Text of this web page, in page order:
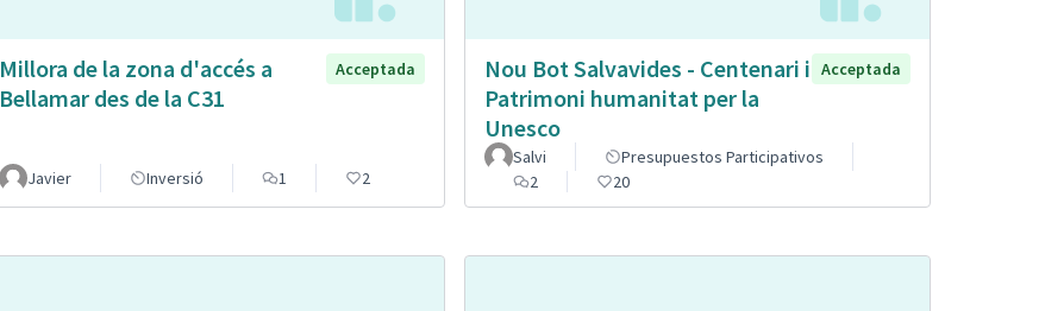
Millora de la zona d'accés a
Bellamar des de la C31
Acceptada
Javier Inversió 1 2
Nou Bot Salvavides - Centenari i
Patrimoni humanitat per la
Unesco
Acceptada
Salvi
Presupuestos Participativos
2
20